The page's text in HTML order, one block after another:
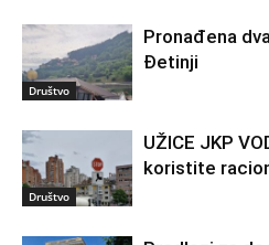
Društvo
Pronađena
Đetinji
Društvo
UŽICE JKP
koristite